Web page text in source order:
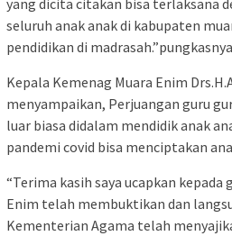
yang dicita citakan bisa terlaksana
seluruh anak anak di kabupaten
pendidikan di
Kepala Kemenag Muara Enim
menyampaikan, Perjuangan guru
luar biasa didalam mendidik anak
pandemi covid bisa menciptakan
“Terima kasih saya ucapkan kepada
Enim telah membuktikan dan
Kementerian Agama telah